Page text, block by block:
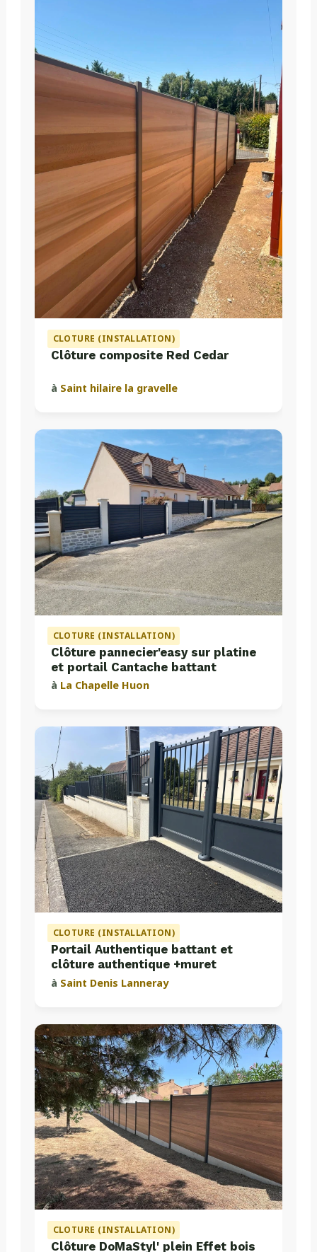
CLOTURE (INSTALLATION)
Clôture composite Red Cedar
à Saint hilaire la gravelle
CLOTURE (INSTALLATION)
Clôture pannecier'easy sur platine
et portail Cantache battant
à La Chapelle Huon
CLOTURE (INSTALLATION)
Portail Authentique battant et
clôture authentique +muret
à Saint Denis Lanneray
CLOTURE (INSTALLATION)
Clôture DoMaStyl' plein Effet bois